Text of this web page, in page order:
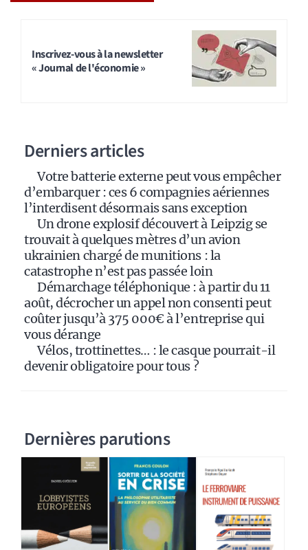
Inscrivez-vous à la newsletter
« Journal de l'économie »
Derniers articles
Votre batterie externe peut vous empêcher
d’embarquer : ces 6 compagnies aériennes
l’interdisent désormais sans exception
Un drone explosif découvert à Leipzig se
trouvait à quelques mètres d’un avion
ukrainien chargé de munitions : la
catastrophe n’est pas passée loin
Démarchage téléphonique : à partir du 11
août, décrocher un appel non consenti peut
coûter jusqu’à 375 000€ à l’entreprise qui
vous dérange
Vélos, trottinettes… : le casque pourrait-il
devenir obligatoire pour tous ?
Dernières parutions